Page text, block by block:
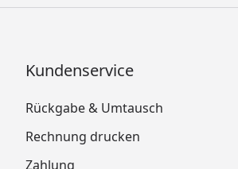
Kundenservice
Rückgabe & Umtausch
Rechnung drucken
Zahlung